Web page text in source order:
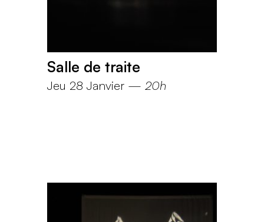
Salle de traite
Jeu 28 Janvier — 20h